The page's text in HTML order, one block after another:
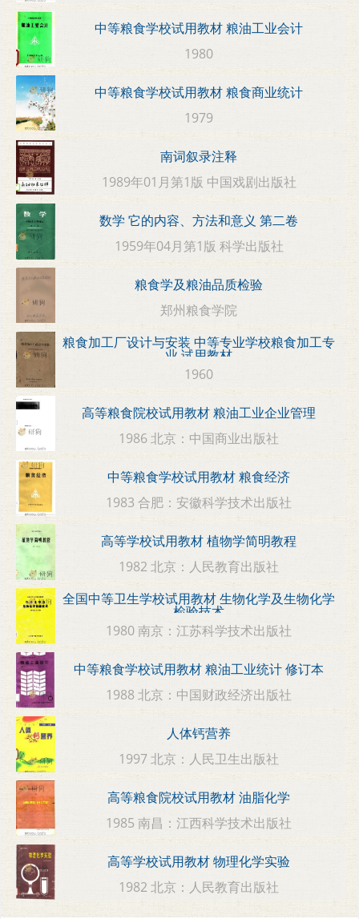
中等粮食学校试用教材 粮油工业会计
1980
中等粮食学校试用教材 粮食商业统计
1979
南词叙录注释
1989年01月第1版 中国戏剧出版社
数学 它的内容、方法和意义 第二卷
1959年04月第1版 科学出版社
粮食学及粮油品质检验
郑州粮食学院
粮食加工厂设计与安装 中等专业学校粮食加工专
业 试用教材
1960
高等粮食院校试用教材 粮油工业企业管理
1986 北京：中国商业出版社
中等粮食学校试用教材 粮食经济
1983 合肥：安徽科学技术出版社
高等学校试用教材 植物学简明教程
1982 北京：人民教育出版社
全国中等卫生学校试用教材 生物化学及生物化学
检验技术
1980 南京：江苏科学技术出版社
中等粮食学校试用教材 粮油工业统计 修订本
1988 北京：中国财政经济出版社
人体钙营养
1997 北京：人民卫生出版社
高等粮食院校试用教材 油脂化学
1985 南昌：江西科学技术出版社
高等学校试用教材 物理化学实验
1982 北京：人民教育出版社